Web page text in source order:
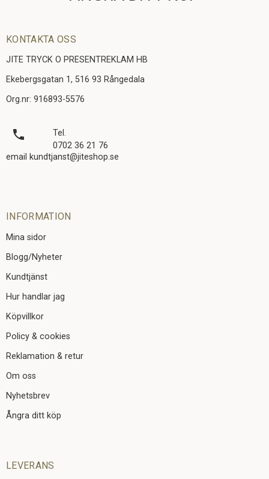
KONTAKTA OSS
JITE TRYCK O PRESENTREKLAM HB
Ekebergsgatan 1, 516 93 Rångedala
Org.nr: 916893-5576
local_phone
Tel.
0702 36 21 76
email kundtjanst@jiteshop.se
INFORMATION
Mina sidor
Blogg/Nyheter
Kundtjänst
Hur handlar jag
Köpvillkor
Policy & cookies
Reklamation & retur
Om oss
Nyhetsbrev
Ångra ditt köp
LEVERANS